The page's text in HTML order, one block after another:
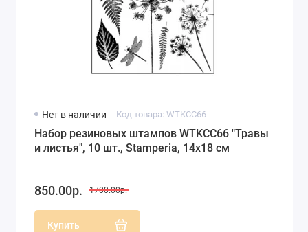
Нет в наличии Код товара: WTKCC66
Набор резиновых штампов WTKCC66 "Травы
и листья", 10 шт., Stamperia, 14х18 см
850.00р. 1700.00р.
Купить